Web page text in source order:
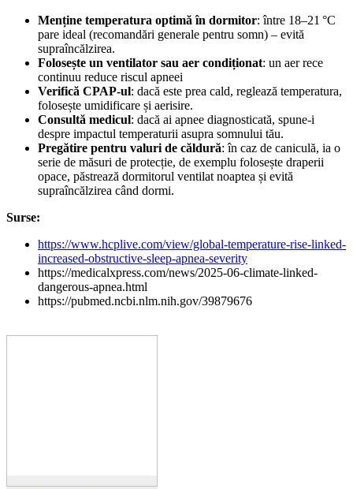
Menține temperatura optimă în dormitor: între 18–21 °C
pare ideal (recomandări generale pentru somn) – evită
supraîncălzirea.
Folosește un ventilator sau aer condiționat: un aer rece
continuu reduce riscul apneei
Verifică CPAP-ul: dacă este prea cald, reglează temperatura,
folosește umidificare și aerisire.
Consultă medicul: dacă ai apnee diagnosticată, spune-i
despre impactul temperaturii asupra somnului tău.
Pregătire pentru valuri de căldură: în caz de caniculă, ia o
serie de măsuri de protecție, de exemplu folosește draperii
opace, păstrează dormitorul ventilat noaptea și evită
supraîncălzirea când dormi.
Surse:
https://www.hcplive.com/view/global-temperature-rise-linked-
increased-obstructive-sleep-apnea-severity
https://medicalxpress.com/news/2025-06-climate-linked-
dangerous-apnea.html
https://pubmed.ncbi.nlm.nih.gov/39879676